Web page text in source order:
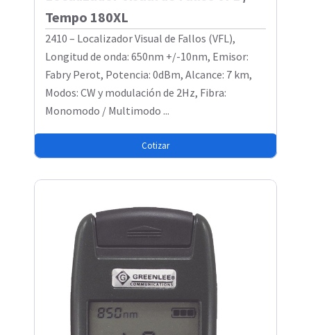
Tempo 180XL
2410 – Localizador Visual de Fallos (VFL),
Longitud de onda: 650nm +/-10nm, Emisor:
Fabry Perot, Potencia: 0dBm, Alcance: 7 km,
Modos: CW y modulación de 2Hz, Fibra:
Monomodo / Multimodo ...
Cotizar